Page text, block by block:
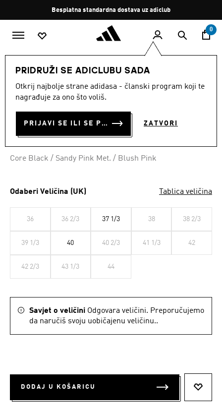
Zaustavi
rotaciju
Besplatna standardna dostava uz adiclub
0
PRIDRUŽI SE ADICLUBU SADA
Otkrij najbolje strane adidasa - članski program koji te
nagrađuje za ono što voliš.
PRIJAVI SE ILI SE PRIDRUŽI SADA ZATVORI
Obuća
TENISICE RUNVISTA
€ 60.00
Core Black / Sandy Pink Met. / Blush Pink
Odaberi Veličina (UK) Tablica veličina
36 36 2/3 37 1/3 38 38 2/3
39 1/3 40 40 2/3 41 1/3 42
42 2/3 43 1/3 44
Savjet o veličini Odgovara veličini. Preporučujemo
da naručiš svoju uobičajenu veličinu..
DODAJ U KOŠARICU